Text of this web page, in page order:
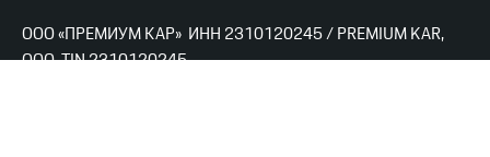
ООО «ПРЕМИУМ КАР» ИНН 2310120245 / PREMIUM KAR,
OOO TIN 2310120245